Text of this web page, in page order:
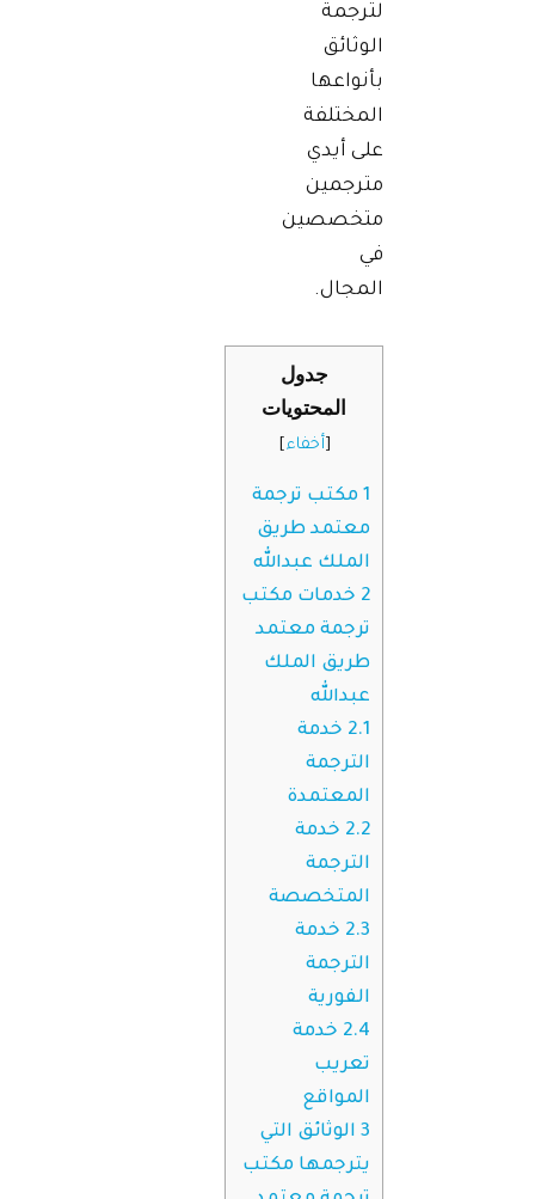
لترجمة
الوثائق
بأنواعها
المختلفة
على أيدي
مترجمين
متخصصين
في
المجال.
جدول
المحتويات
[أخفاء]
1 مكتب ترجمة
معتمد طريق
الملك عبدالله
2 خدمات مكتب
ترجمة معتمد
طريق الملك
عبدالله
2.1 خدمة
الترجمة
المعتمدة
2.2 خدمة
الترجمة
المتخصصة
2.3 خدمة
الترجمة
الفورية
2.4 خدمة
تعريب
المواقع
3 الوثائق التي
يترجمها مكتب